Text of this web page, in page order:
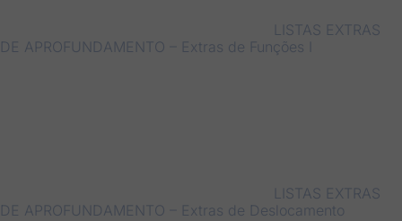
LISTAS EXTRAS
DE APROFUNDAMENTO – Extras de Funções I
LISTAS EXTRAS
DE APROFUNDAMENTO – Extras de Deslocamento